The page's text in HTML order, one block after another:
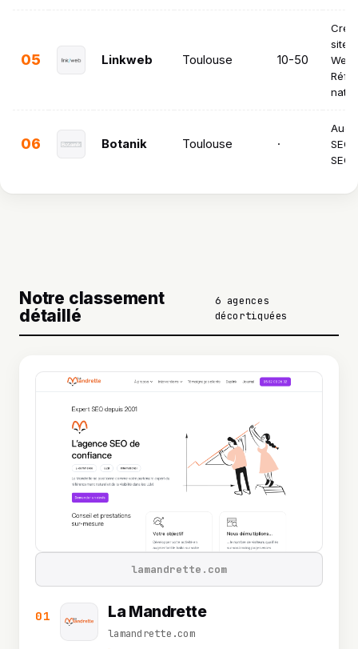
05 Linkweb Toulouse 10-50
sites
06 Botanik Toulouse ·
Audit
SEO
SEO
Notre classement
détaillé
6 agences
décortiquées
01 La Mandrette
lamandrette.com
lamandrette.com